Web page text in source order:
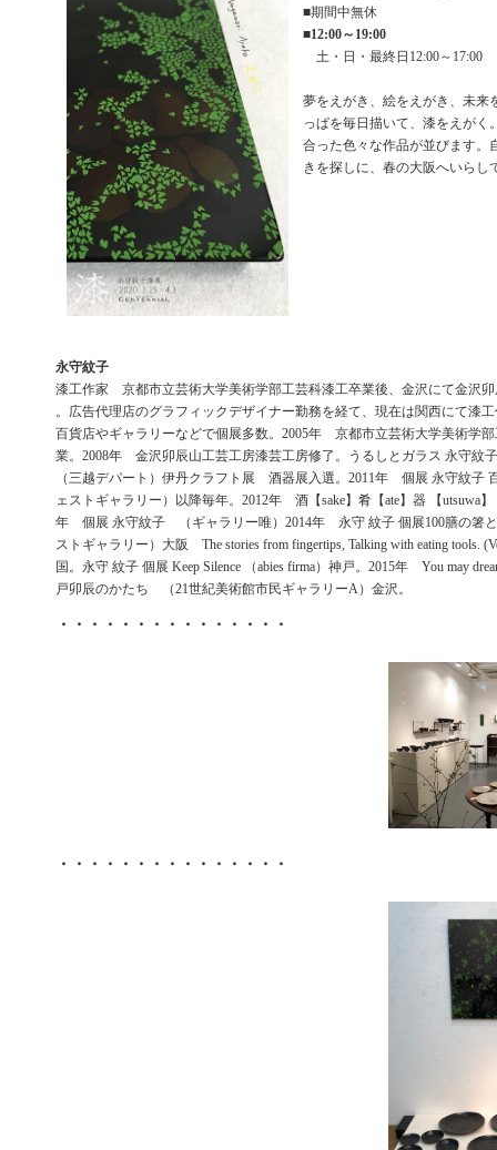
■期間中無休
■12:00～19:00
土・日・最終日12:00～17:00
夢をえがき、絵をえがき、未来
っぱを毎日描いて、漆をえがく
合った色々な作品が並びます。
きを探しに、春の大阪へいらし
永守紋子
漆工作家 京都市立芸術大学美術学部工芸科漆工卒業後、金沢にて金沢
。広告代理店のグラフィックデザイナー勤務を経て、現在は関西にて漆
百貨店やギャラリーなどで個展多数。2005年 京都市立芸術大学美術学
業。2008年 金沢卯辰山工芸工房漆芸工房修了。うるしとガラス 永守紋
（三越デパート）伊丹クラフト展 酒器展入選。2011年 個展 永守紋子
ェストギャラリー）以降毎年。2012年 酒【sake】肴【ate】器 【utsuwa
年 個展 永守紋子 （ギャラリー唯）2014年 永守 紋子 個展100膳の箸
ストギャラリー）大阪 The stories from fingertips, Talking with eating tools.
国。永守 紋子 個展 Keep Silence （abies firma）神戸。2015年 You may
戸卯辰のかたち （21世紀美術館市民ギャラリーA）金沢。
・・・・・・・・・・・・・・・
・・・・・・・・・・・・・・・